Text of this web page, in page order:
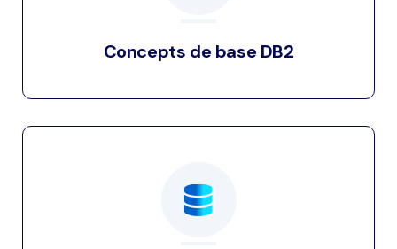
Concepts de base DB2